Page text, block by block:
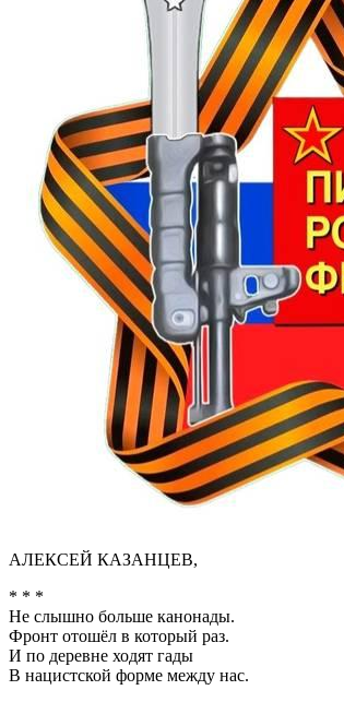
АЛЕКСЕЙ КАЗАНЦЕВ,
* * *
Не слышно больше канонады.
Фронт отошёл в который раз.
И по деревне ходят гады
В нацистской форме между нас.